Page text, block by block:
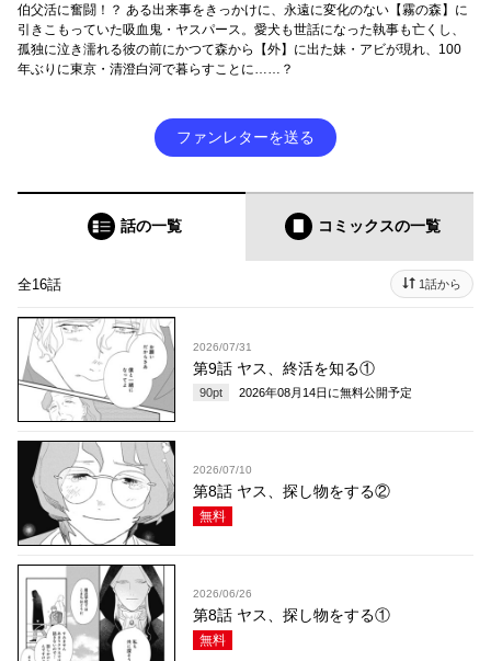
伯父活に奮闘！？ ある出来事をきっかけに、永遠に変化のない【霧の森】に
引きこもっていた吸血鬼・ヤスパース。愛犬も世話になった執事も亡くし、
孤独に泣き濡れる彼の前にかつて森から【外】に出た妹・アビが現れ、100
年ぶりに東京・清澄白河で暮らすことに……？
ファンレターを送る
話の一覧 コミックスの一覧
全16話 1話から
2026/07/31
第9話 ヤス、終活を知る①
90pt 2026年08月14日 に無料公開予定
2026/07/10
第8話 ヤス、探し物をする②
無料
2026/06/26
第8話 ヤス、探し物をする①
無料